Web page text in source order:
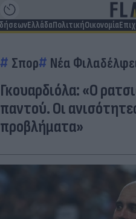
ΕλλάδαΠολιτικήΟικονομία
Σπορ Νέα
Γκουαρδιόλα: «Ο
παντού. Οι
προβλήματα»